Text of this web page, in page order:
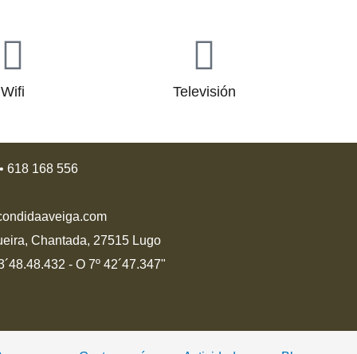
Wifi Televisión
618 168 556
Chantada, 27515 Lugo
- O 7º 42´47.347"